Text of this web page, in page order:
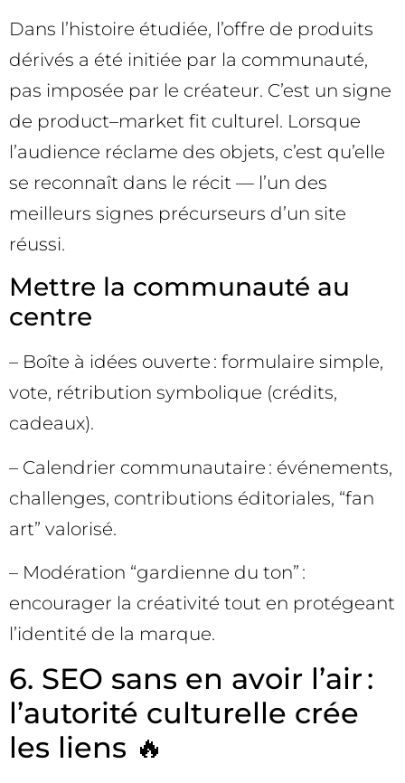
Dans l’histoire étudiée, l’offre de produits
dérivés a été initiée par la communauté,
pas imposée par le créateur. C’est un signe
de product–market fit culturel. Lorsque
l’audience réclame des objets, c’est qu’elle
se reconnaît dans le récit — l’un des
meilleurs signes précurseurs d’un site
réussi.
Mettre la communauté au
centre
– Boîte à idées ouverte : formulaire simple,
vote, rétribution symbolique (crédits,
cadeaux).
– Calendrier communautaire : événements,
challenges, contributions éditoriales, “fan
art” valorisé.
– Modération “gardienne du ton” :
encourager la créativité tout en protégeant
l’identité de la marque.
6. SEO sans en avoir l’air :
l’autorité culturelle crée
les liens 🔥